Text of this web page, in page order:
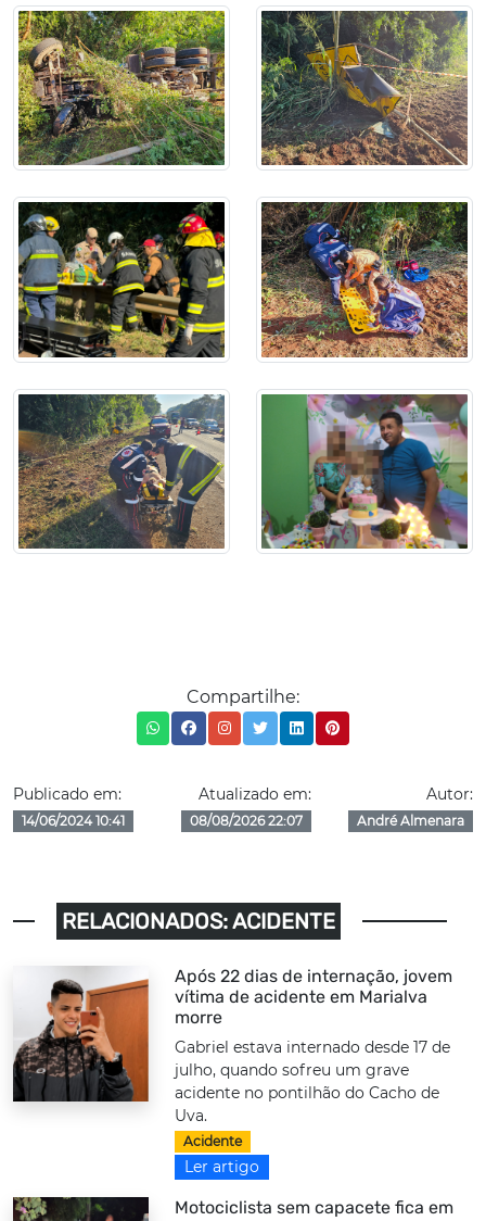
Compartilhe:
Publicado em:
14/06/2024 10:41
Atualizado em:
08/08/2026 22:07
Autor:
André Almenara
RELACIONADOS: ACIDENTE
Após 22 dias de internação, jovem
vítima de acidente em Marialva
morre
Gabriel estava internado desde 17 de
julho, quando sofreu um grave
acidente no pontilhão do Cacho de
Uva.
Acidente
Ler artigo
Motociclista sem capacete fica em